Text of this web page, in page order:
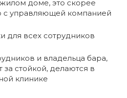
доме, это скорее
с управляющей компанией
для всех сотрудников
и владельца бара,
за стойкой, делаются в
клинике